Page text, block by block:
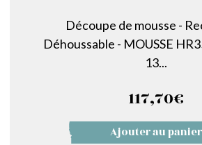
Découpe de mousse -
Déhoussable - MOUSSE
13...
117,70€
Ajouter au panier